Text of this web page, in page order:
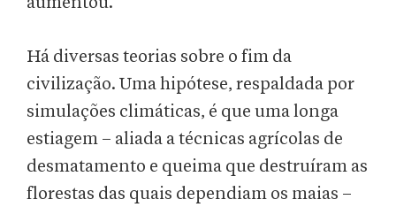
Há diversas teorias sobre o fim da
civilização. Uma hipótese, respaldada por
simulações climáticas, é que uma longa
estiagem – aliada a técnicas agrícolas de
desmatamento e queima que destruíram as
florestas das quais dependiam os maias –